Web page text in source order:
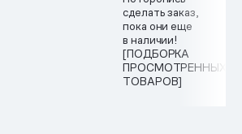
сделать заказ,
пока они еще
в наличии!
[ПОДБОРКА
ПРОСМОТРЕННЫХ
ТОВАРОВ]